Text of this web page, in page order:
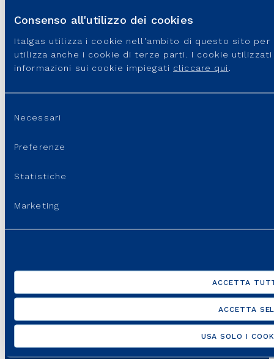
Consenso all'utilizzo dei cookies
Italgas utilizza i cookie nell'ambito di questo sito
utilizza anche i cookie di terze parti. I cookie
informazioni sui cookie impiegati cliccare qui .
del
Necessari
Preferenze
Statistiche
Marketing
ACCETTA
ACCETTA
USA SOLO I
SITI DEL GRUPPO
PORTALI E SITI UTILI
LINK UTILI
SUPPORTO
Italgas S.p.A • Società aderente al “Gruppo IVA Italgas”, P.I.